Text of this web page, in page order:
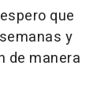
que
y
de manera